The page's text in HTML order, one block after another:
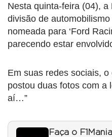
Nesta quinta-feira (04),
divisão de automobilismo
nomeada para ‘Ford
parecendo estar
Em suas redes sociais,
postou duas fotos com a
aí…”
Faça o